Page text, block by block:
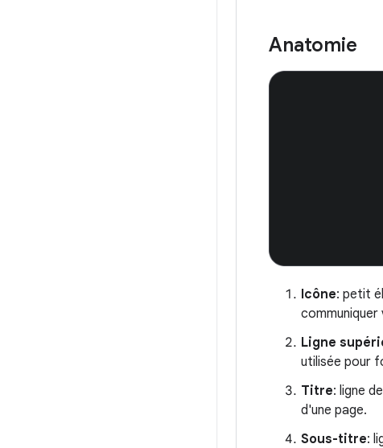
Anatomie
Icône: petit
communiquer
Ligne
utilisée pour
Titre: ligne
d'une page.
Sous-titre: